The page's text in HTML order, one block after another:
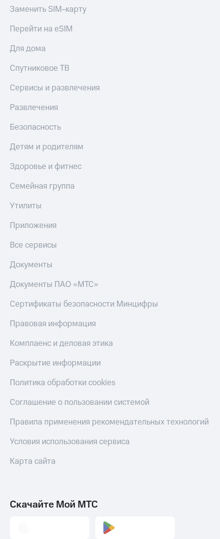
Заменить SIM-карту
Перейти на eSIM
Для дома
Спутниковое ТВ
Сервисы и развлечения
Развлечения
Безопасность
Детям и родителям
Здоровье и фитнес
Семейная группа
Утилиты
Приложения
Все сервисы
Документы
Документы ПАО «МТС»
Сертификаты безопасности Минцифры
Правовая информация
Комплаенс и деловая этика
Раскрытие информации
Политика обработки cookies
Соглашение о пользовании системой
Правила применения рекомендательных технологий
Условия использования сервиса
Карта сайта
Скачайте Мой МТС